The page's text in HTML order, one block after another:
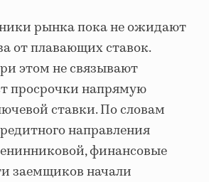
рынка пока не ожидают
от плавающих ставок.
этом не связывают
просрочки напрямую
ставки. По словам
направления
финансовые
заемщиков начали